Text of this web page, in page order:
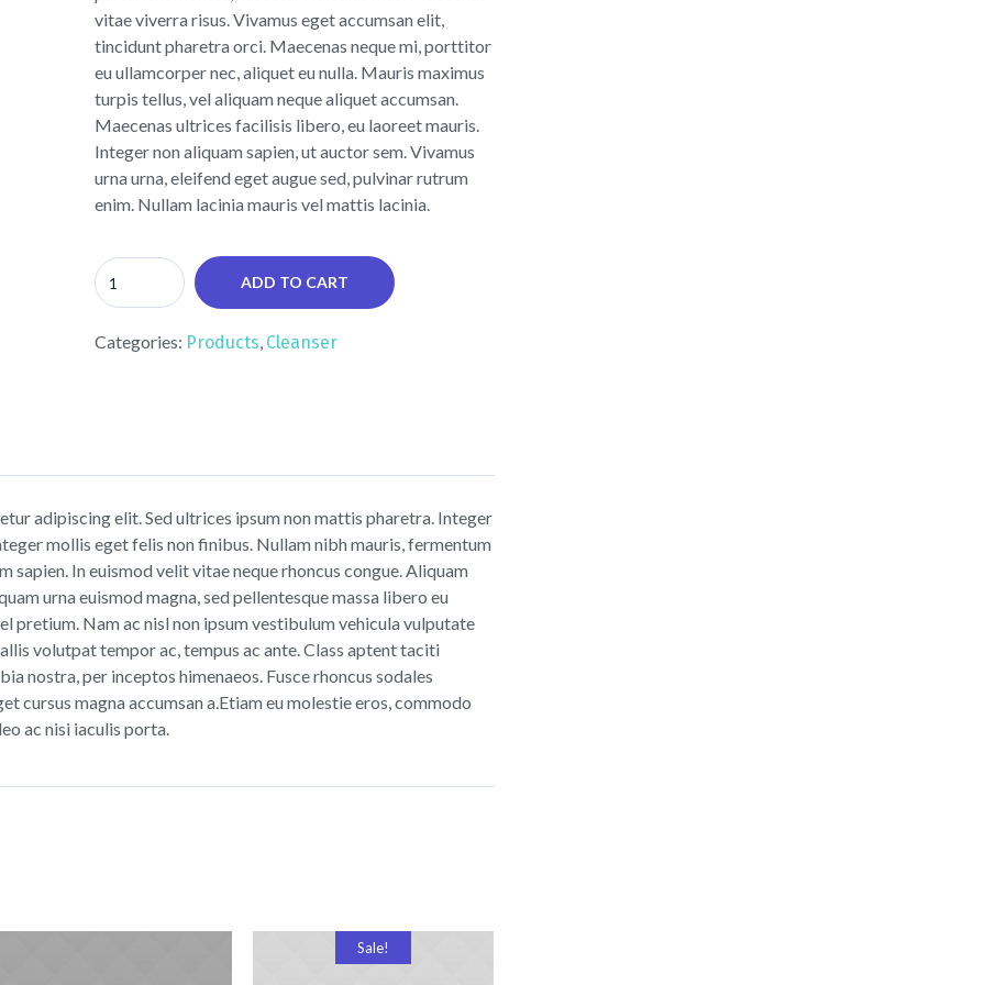
vitae viverra risus. Vivamus eget accumsan elit,
tincidunt pharetra orci. Maecenas neque mi, porttitor
eu ullamcorper nec, aliquet eu nulla. Mauris maximus
turpis tellus, vel aliquam neque aliquet accumsan.
Maecenas ultrices facilisis libero, eu laoreet mauris.
Integer non aliquam sapien, ut auctor sem. Vivamus
urna urna, eleifend eget augue sed, pulvinar rutrum
enim. Nullam lacinia mauris vel mattis lacinia.
ADD TO CART
Categories: Products, Сleanser
adipiscing elit. Sed ultrices ipsum non mattis pharetra. Integer
mollis eget felis non finibus. Nullam nibh mauris, fermentum
sapien. In euismod velit vitae neque rhoncus congue. Aliquam
urna euismod magna, sed pellentesque massa libero eu
pretium. Nam ac nisl non ipsum vestibulum vehicula vulputate
volutpat tempor ac, tempus ac ante. Class aptent taciti
nostra, per inceptos himenaeos. Fusce rhoncus sodales
cursus magna accumsan a.Etiam eu molestie eros, commodo
ac nisi iaculis porta.
Sale!